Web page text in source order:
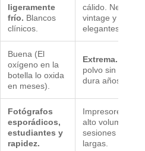
ligeramente
frío. Blancos
clínicos.
cálido. Negros
vintage y
elegantes.
Buena (El
oxígeno en la
botella lo oxida
en meses).
Extrema.
polvo sin abrir
dura años.
Fotógrafos
esporádicos,
estudiantes y
rapidez.
Impresores de
alto volumen y
sesiones
largas.